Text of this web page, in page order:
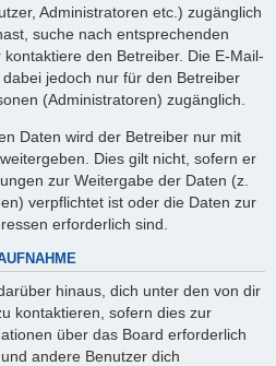
Administratoren etc.) zugänglich
suche nach entsprechenden
den Betreiber. Die E-Mail-
jedoch nur für den Betreiber
(Administratoren) zugänglich.
Daten wird der Betreiber nur mit
Dies gilt nicht, sofern er
zur Weitergabe der Daten (z.
verpflichtet ist oder die Daten zur
erforderlich sind.
hinaus, dich unter den von dir
kontaktieren, sofern dies zur
über das Board erforderlich
andere Benutzer dich